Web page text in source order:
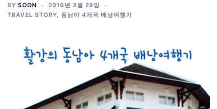
BY SOON
2016년 3월 29일
TRAVEL STORY, 동남아 4개국 배낭여행기